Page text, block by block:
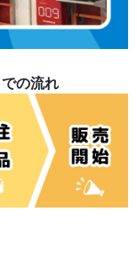
の流れ